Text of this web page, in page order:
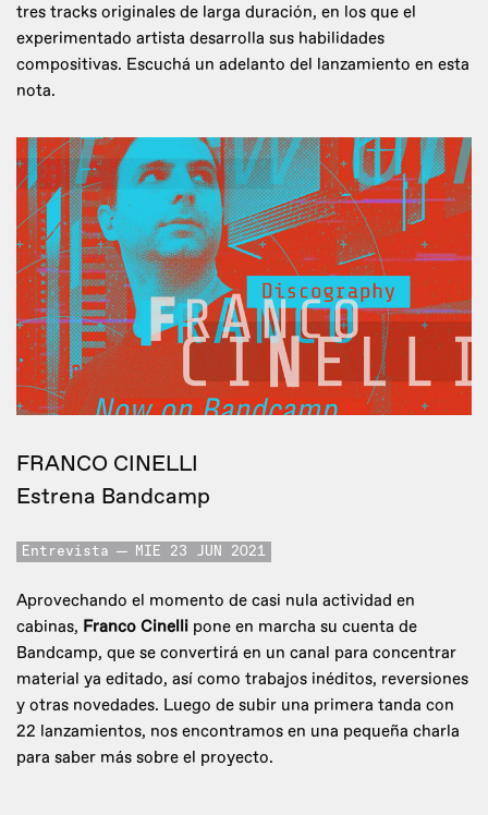
tres tracks originales de larga duración, en los que el
experimentado artista desarrolla sus habilidades
compositivas. Escuchá un adelanto del lanzamiento en esta
nota.
FRANCO CINELLI
Estrena Bandcamp
Entrevista MIE 23 JUN 2021
Aprovechando el momento de casi nula actividad en
cabinas, Franco Cinelli pone en marcha su cuenta de
Bandcamp, que se convertirá en un canal para concentrar
material ya editado, así como trabajos inéditos, reversiones
y otras novedades. Luego de subir una primera tanda con
22 lanzamientos, nos encontramos en una pequeña charla
para saber más sobre el proyecto.